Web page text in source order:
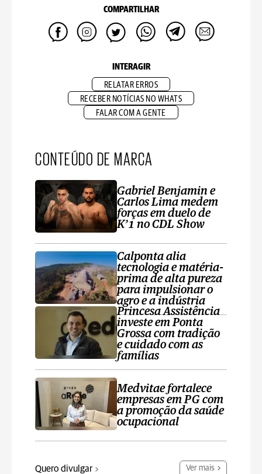
COMPARTILHAR
INTERAGIR
RELATAR ERROS
RECEBER NOTÍCIAS NO WHATS
FALAR COM A GENTE
CONTEÚDO DE MARCA
Gabriel Benjamin e
Carlos Lima medem
forças em duelo de
K’1 no CDL Show
Calponta alia
tecnologia e matéria-
prima de alta pureza
para impulsionar o
agro e a indústria
Princesa Assistência
investe em Ponta
Grossa com tradição
e cuidado com as
famílias
Medvitae fortalece
empresas em PG com
a promoção da saúde
ocupacional
Quero divulgar Ver mais